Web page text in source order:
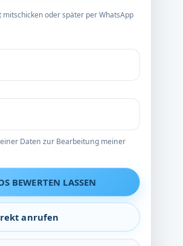
oder später per WhatsApp
Daten zur Bearbeitung meiner
BEWERTEN LASSEN
anrufen